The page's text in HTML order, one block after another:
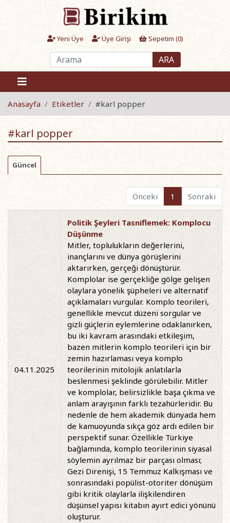
Yeni Üye Üye Girişi Sepetim (0)
ARA
Anasayfa Etiketler #karl popper
#karl popper
Güncel
Önceki 1 Sonraki
04.11.2025
Politik Şeyleri Tasniflemek: Komplocu
Düşünme
Mitler, toplulukların değerlerini,
inançlarını ve dünya görüşlerini
aktarırken, gerçeği dönüştürür.
Komplolar ise gerçekliğe gölge gelişen
olaylara yönelik şüpheleri ve alternatif
açıklamaları vurgular. Komplo teorileri,
genellikle mevcut düzeni sorgular ve
gizli güçlerin eylemlerine odaklanırken,
bu iki kavram arasındaki etkileşim,
bazen mitlerin komplo teorileri için bir
zemin hazırlaması veya komplo
teorilerinin mitolojik anlatılarla
beslenmesi şeklinde görülebilir. Mitler
ve komplolar, belirsizlikle başa çıkma ve
anlam arayışının farklı tezahürleridir. Bu
nedenle de hem akademik dünyada hem
de kamuoyunda sıkça göz ardı edilen bir
perspektif sunar. Özellikle Türkiye
bağlamında, komplo teorilerinin siyasal
söylemin ayrılmaz bir parçası olması;
Gezi Direnişi, 15 Temmuz Kalkışması ve
sonrasındaki popülist-otoriter dönüşüm
gibi kritik olaylarla ilişkilendiren
düşünsel yapısı kitabın ayırt edici yönünü
oluşturur.